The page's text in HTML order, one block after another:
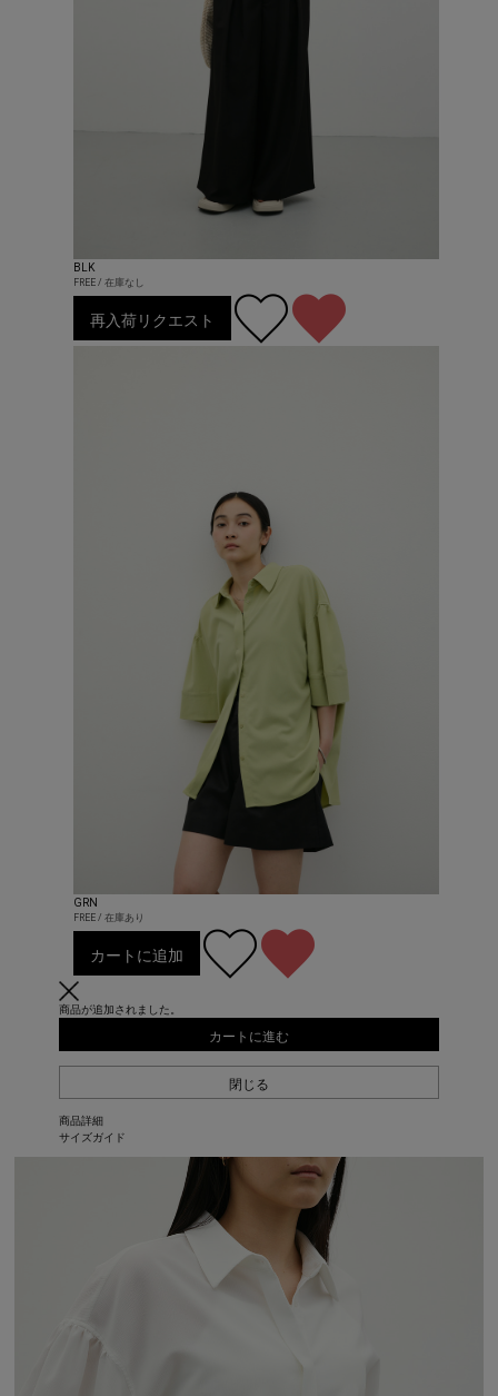
BLK
FREE / 在庫なし
再入荷リクエスト
GRN
FREE / 在庫あり
カートに追加
商品が追加されました。
カートに進む
閉じる
商品詳細
サイズガイド